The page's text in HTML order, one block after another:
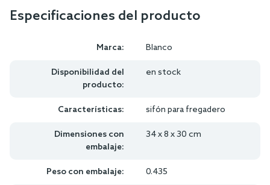
Especificaciones del producto
Marca: Blanco
Disponibilidad del
producto:
en stock
Características: sifón para fregadero
Dimensiones con
embalaje:
34 x 8 x 30 cm
Peso con embalaje: 0.435